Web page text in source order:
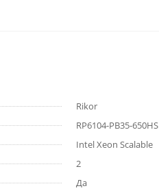
Rikor
RP6104-PB35-650HS
Intel Xeon Scalable
2
Да